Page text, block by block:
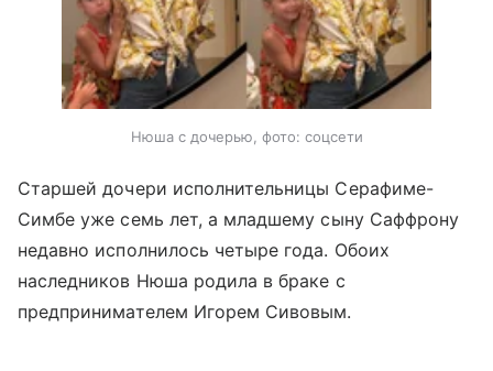
Нюша с дочерью, фото: соцсети
Старшей дочери исполнительницы Серафиме-
Симбе уже семь лет, а младшему сыну Саффрону
недавно исполнилось четыре года. Обоих
наследников Нюша родила в браке с
предпринимателем Игорем Сивовым.